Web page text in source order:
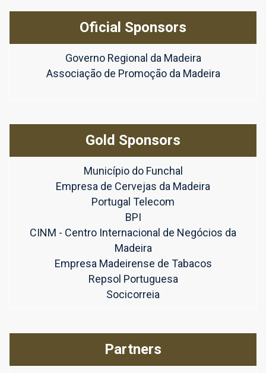
Oficial Sponsors
Governo Regional da Madeira
Associação de Promoção da Madeira
Gold Sponsors
Município do Funchal
Empresa de Cervejas da Madeira
Portugal Telecom
BPI
CINM - Centro Internacional de Negócios da
Madeira
Empresa Madeirense de Tabacos
Repsol Portuguesa
Socicorreia
Partners